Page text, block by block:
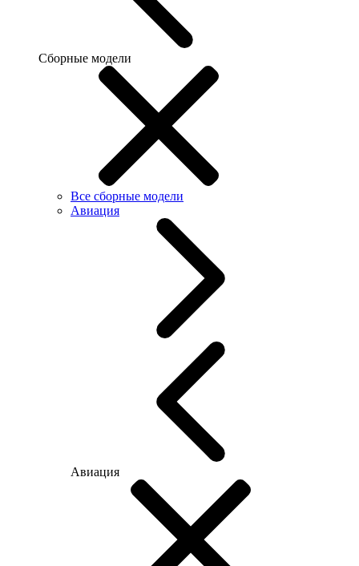
Сборные модели
Все сборные модели
Авиация
Авиация